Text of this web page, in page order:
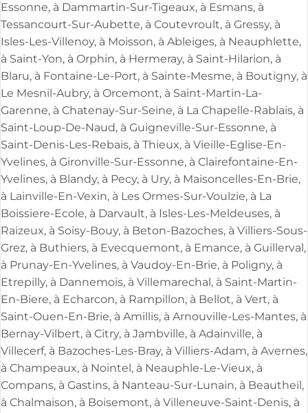
Essonne, à Dammartin-Sur-Tigeaux, à Esmans, à
Tessancourt-Sur-Aubette, à Coutevroult, à Gressy, à
Isles-Les-Villenoy, à Moisson, à Ableiges, à Neauphlette,
à Saint-Yon, à Orphin, à Hermeray, à Saint-Hilarion, à
Blaru, à Fontaine-Le-Port, à Sainte-Mesme, à Boutigny, à
Le Mesnil-Aubry, à Orcemont, à Saint-Martin-La-
Garenne, à Chatenay-Sur-Seine, à La Chapelle-Rablais, à
Saint-Loup-De-Naud, à Guigneville-Sur-Essonne, à
Saint-Denis-Les-Rebais, à Thieux, à Vieille-Eglise-En-
Yvelines, à Gironville-Sur-Essonne, à Clairefontaine-En-
Yvelines, à Blandy, à Pecy, à Ury, à Maisoncelles-En-Brie,
à Lainville-En-Vexin, à Les Ormes-Sur-Voulzie, à La
Boissiere-Ecole, à Darvault, à Isles-Les-Meldeuses, à
Raizeux, à Soisy-Bouy, à Beton-Bazoches, à Villiers-Sous-
Grez, à Buthiers, à Evecquemont, à Emance, à Guillerval,
à Prunay-En-Yvelines, à Vaudoy-En-Brie, à Poligny, à
Etrepilly, à Dannemois, à Villemarechal, à Saint-Martin-
En-Biere, à Echarcon, à Rampillon, à Bellot, à Vert, à
Saint-Ouen-En-Brie, à Amillis, à Arnouville-Les-Mantes, à
Bernay-Vilbert, à Citry, à Jambville, à Adainville, à
Villecerf, à Bazoches-Les-Bray, à Villiers-Adam, à Avernes,
à Champeaux, à Nointel, à Neauphle-Le-Vieux, à
Compans, à Gastins, à Nanteau-Sur-Lunain, à Beautheil,
à Chalmaison, à Boisemont, à Villeneuve-Saint-Denis, à